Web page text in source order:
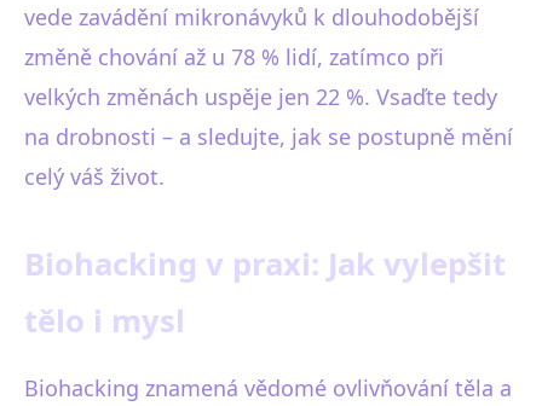
vede zavádění mikronávyků k dlouhodobější
změně chování až u 78 % lidí, zatímco při
velkých změnách uspěje jen 22 %. Vsaďte tedy
na drobnosti – a sledujte, jak se postupně mění
celý váš život.
Biohacking v praxi: Jak vylepšit
tělo i mysl
Biohacking znamená vědomé ovlivňování těla a